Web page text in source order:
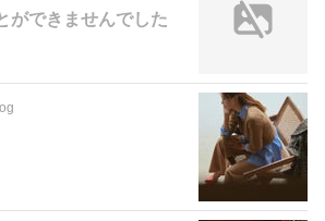
ができませんでした